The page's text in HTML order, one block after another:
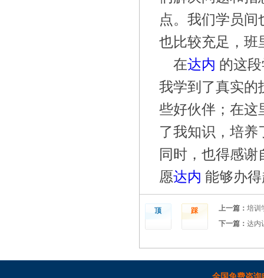
点。我们学员
也比较充足，班
在达内 的这
我学到了真实的
些好伙伴；在这
了我知识，培养
同时，也得感
愿达内 能够办
顶 踩 上一篇： 培训
下一篇： 达内